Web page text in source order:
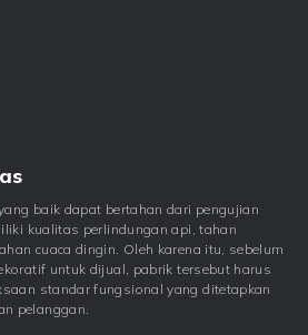
baik dapat bertahan dari pengujian
kualitas perlindungan api, tahan
cuaca dingin. Oleh karena itu, sebelum
untuk dijual, pabrik tersebut harus
standar fungsional yang ditetapkan
pelanggan.